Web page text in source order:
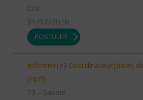
CDI
31/07/2026
POSTULER
Infirmier(e) Coordinateur(trice)
(H/F)
73 - Savoie